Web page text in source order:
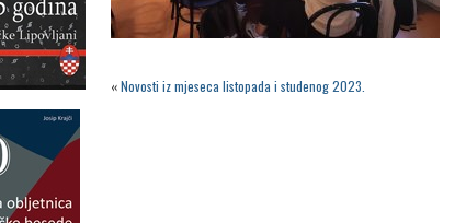
«Novosti iz mjeseca listopada i studenog 2023.